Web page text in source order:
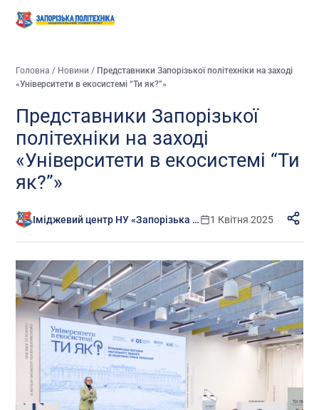
Головна / Новини / Представники Запорізької політехніки на заході
«Університети в екосистемі “Ти як?”»
Представники Запорізької
політехніки на заході
«Університети в екосистемі “Ти
як?”»
Іміджевий центр НУ «Запорізька політехніка» 1 Квітня 2025